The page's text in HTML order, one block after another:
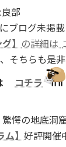
部
にブログ未掲
】 の詳細は
そちらも是
コチラ
驚愕の地底洞
】 好評開催